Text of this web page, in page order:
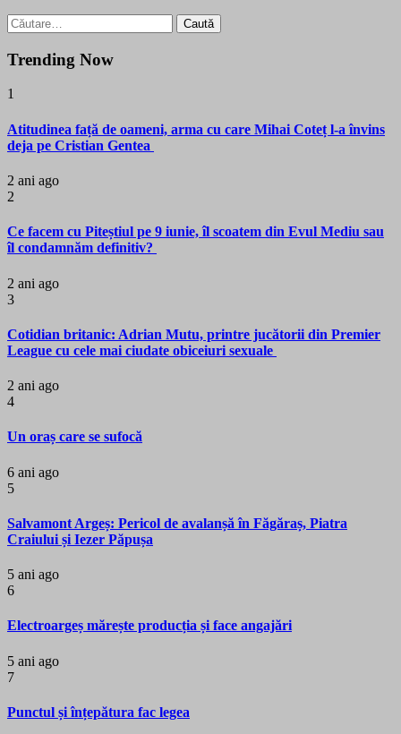
Caută
după:
Trending Now
1
Atitudinea față de oameni, arma cu care Mihai Coteț l-a învins
deja pe Cristian Gentea
2 ani ago
2
Ce facem cu Piteștiul pe 9 iunie, îl scoatem din Evul Mediu sau
îl condamnăm definitiv?
2 ani ago
3
Cotidian britanic: Adrian Mutu, printre jucătorii din Premier
League cu cele mai ciudate obiceiuri sexuale
2 ani ago
4
Un oraș care se sufocă
6 ani ago
5
Salvamont Argeș: Pericol de avalanșă în Făgăraș, Piatra
Craiului și Iezer Păpușa
5 ani ago
6
Electroargeș mărește producția și face angajări
5 ani ago
7
Punctul și înțepătura fac legea